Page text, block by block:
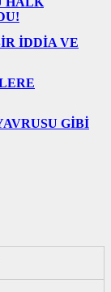
İDDİA VE
GİBİ